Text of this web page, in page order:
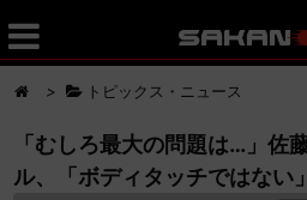
> トピックス・ニュース
「むしろ最大の問題は…」佐
ル、「ボディタッチではない